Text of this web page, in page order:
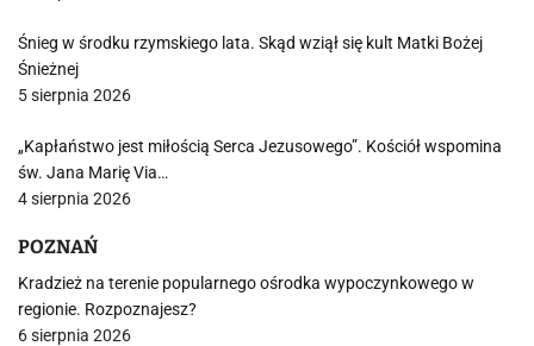
Śnieg w środku rzymskiego lata. Skąd wziął się kult Matki Bożej
Śnieżnej
5 sierpnia 2026
„Kapłaństwo jest miłością Serca Jezusowego”. Kościół wspomina
św. Jana Marię Via…
4 sierpnia 2026
POZNAŃ
Kradzież na terenie popularnego ośrodka wypoczynkowego w
regionie. Rozpoznajesz?
6 sierpnia 2026